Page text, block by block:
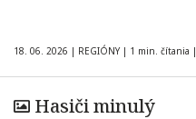
18. 06. 2026 | REGIÓNY | 1 min. čítania |
Hasiči minulý